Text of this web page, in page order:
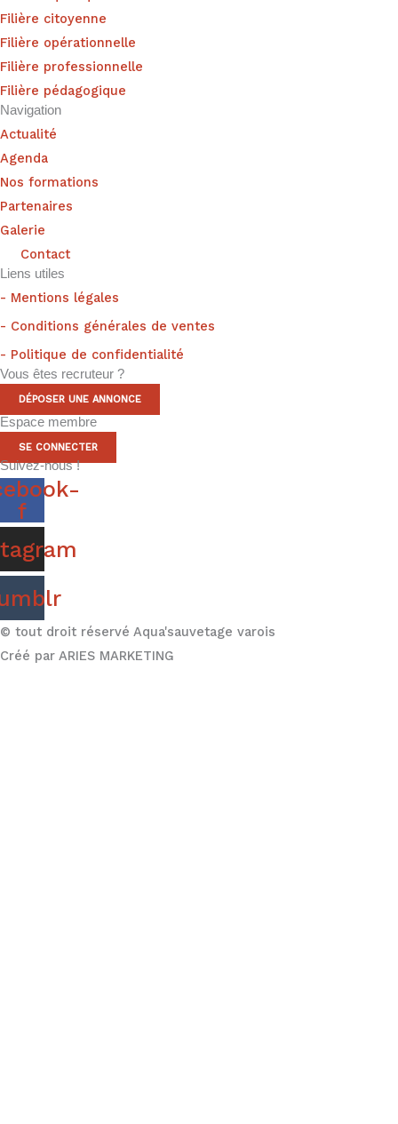
Filière citoyenne
Filière opérationnelle
Filière professionnelle
Filière pédagogique
Navigation
Actualité
Agenda
Nos formations
Partenaires
Galerie
Contact
Liens utiles
- Mentions légales
- Conditions générales de ventes
- Politique de confidentialité
Vous êtes recruteur ?
DÉPOSER UNE ANNONCE
Espace membre
SE CONNECTER
Suivez-nous !
f
© tout droit réservé Aqua'sauvetage varois
Créé par ARIES MARKETING